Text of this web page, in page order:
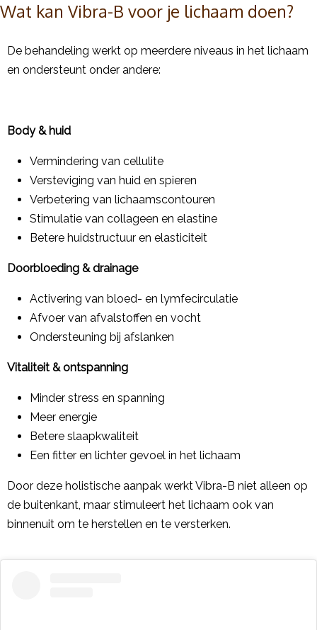
Wat kan Vibra-B voor je lichaam doen?
De behandeling werkt op meerdere niveaus in het lichaam
en ondersteunt onder andere:
Body & huid
Vermindering van cellulite
Versteviging van huid en spieren
Verbetering van lichaamscontouren
Stimulatie van collageen en elastine
Betere huidstructuur en elasticiteit
Doorbloeding & drainage
Activering van bloed- en lymfecirculatie
Afvoer van afvalstoffen en vocht
Ondersteuning bij afslanken
Vitaliteit & ontspanning
Minder stress en spanning
Meer energie
Betere slaapkwaliteit
Een fitter en lichter gevoel in het lichaam
Door deze holistische aanpak werkt Vibra-B niet alleen op
de buitenkant, maar stimuleert het lichaam ook van
binnenuit om te herstellen en te versterken.